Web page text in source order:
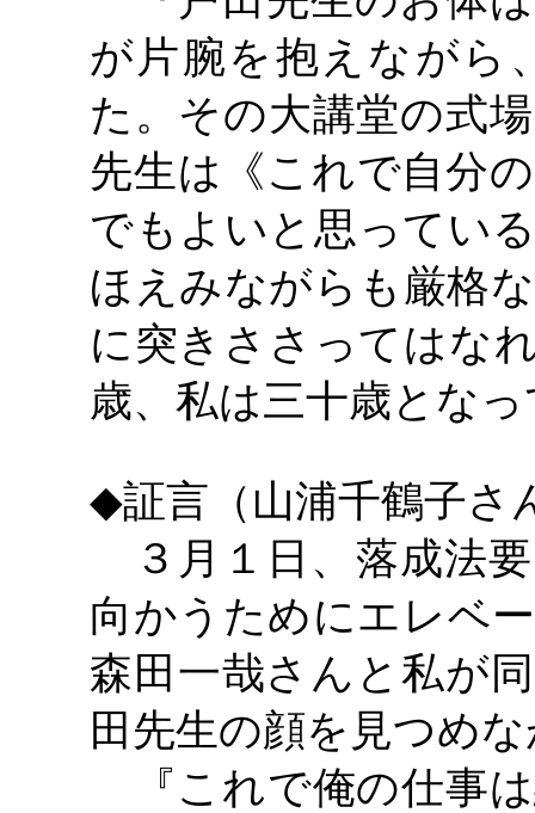
が片腕を抱えながら
た。その大講堂の式
先生は《これで自分
でもよいと思ってい
ほえみながらも厳格
に突きささってはな
歳、私は三十歳とな
◆証言（山浦千鶴子さ
３月１日、落成法
向かうためにエレベ
森田一哉さんと私が
田先生の顔を見つめ
『これで俺の仕事